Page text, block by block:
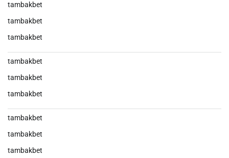
tambakbet
tambakbet
tambakbet
tambakbet
tambakbet
tambakbet
tambakbet
tambakbet
tambakbet